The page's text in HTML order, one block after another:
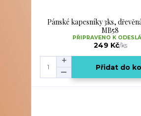
Pánské kapesníky 3ks,
MB58
249 Kč/ks
PŘIPRAVENO K
Přidat do